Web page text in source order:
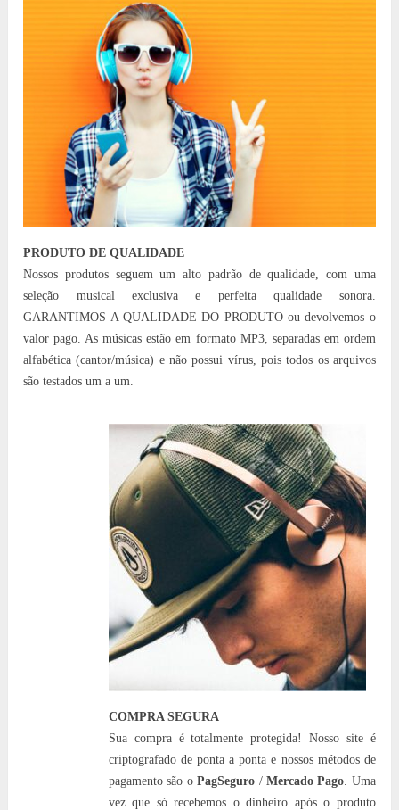
PRODUTO DE QUALIDADE
Nossos produtos seguem um alto padrão de qualidade, com uma
seleção musical exclusiva e perfeita qualidade sonora.
GARANTIMOS A QUALIDADE DO PRODUTO ou devolvemos o
valor pago. As músicas estão em formato MP3, separadas em ordem
alfabética (cantor/música) e não possui vírus, pois todos os arquivos
são testados um a um.
COMPRA SEGURA
Sua compra é totalmente protegida! Nosso site é
criptografado de ponta a ponta e nossos métodos de
pagamento são oPagSeguro /Mercado Pago . Uma
vez que só recebemos o dinheiro após o produto